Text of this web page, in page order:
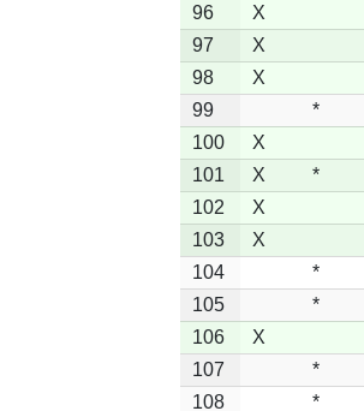
96
X
97
X
98
X
99
*
100
X
101
X *
102
X
103
X
104
*
105
*
106
X
107
*
108
*